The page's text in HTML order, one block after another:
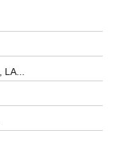
LA...